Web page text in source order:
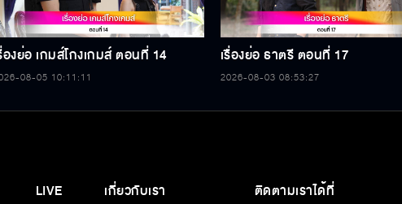
องย่อ เกมส์โกงเกมส์ ตอนที่ 14
08-05 10:11:11
เรื่องย่อ ธาตรี ตอนที่ 17
2026-08-03 08:53:27
LIVE เกี่ยวกับเรา ติดตามเราได้ที่